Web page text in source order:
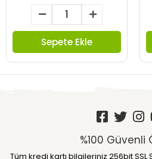
Sepete Ekle
%100 Güvenli
Tüm kredi kartı bilgileriniz 256bit SSL